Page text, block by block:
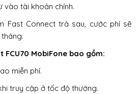
vào tài khoản chính.
Fast Connect trả sau, cước phí sẽ
FCU70 MobiFone bao gồm:
miễn phí.
truy cập ở tốc độ thường.